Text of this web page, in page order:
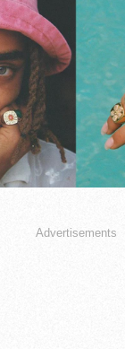
Advertisements